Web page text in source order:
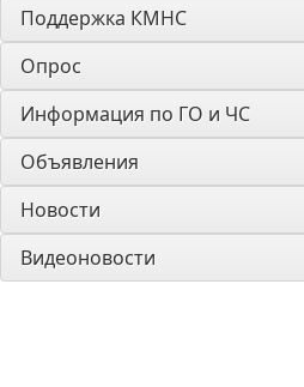
Поддержка КМНС
Опрос
Информация по ГО и ЧС
Объявления
Новости
Видеоновости